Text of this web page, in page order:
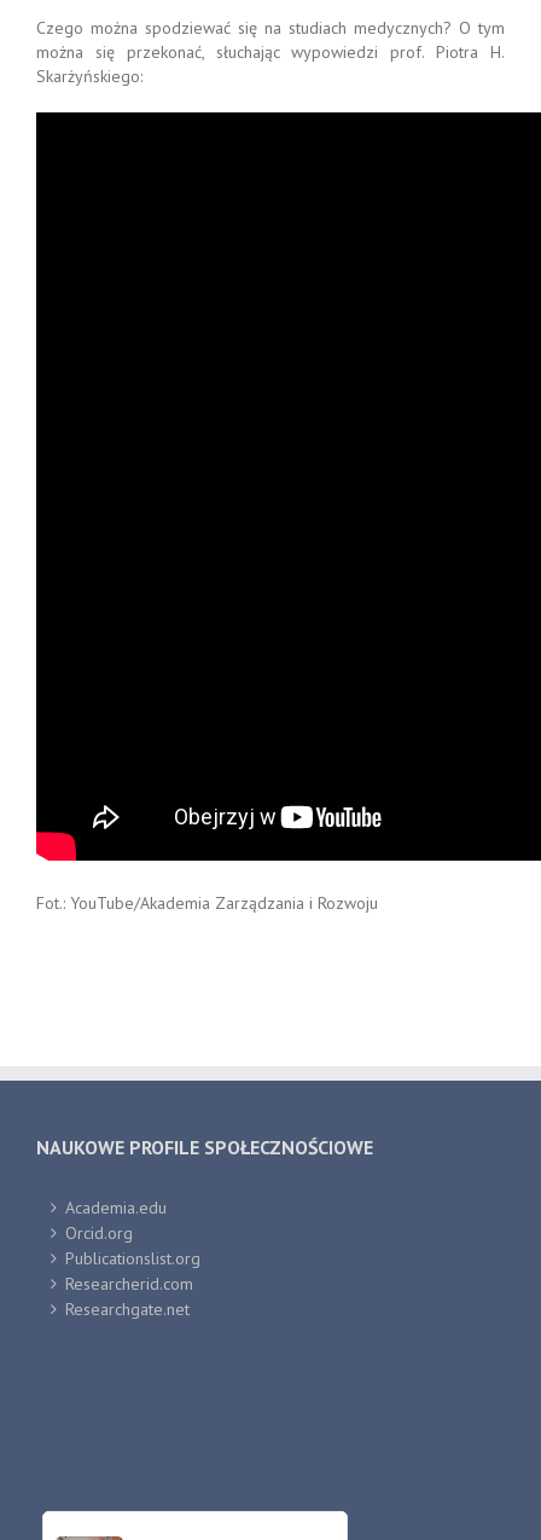
Czego można spodziewać się na studiach medycznych? O tym
można się przekonać, słuchając wypowiedzi prof. Piotra H.
Skarżyńskiego:
Fot.: YouTube/Akademia Zarządzania i Rozwoju
NAUKOWE PROFILE SPOŁECZNOŚCIOWE
Academia.edu
Orcid.org
Publicationslist.org
Researcherid.com
Researchgate.net